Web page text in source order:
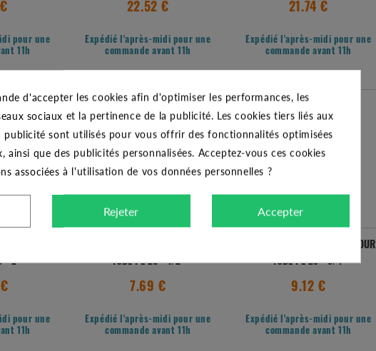
pour une
11h
22.52 €
Expédié l'après-midi pour une
commande avant 11h
21.74 €
Expédié l'après-midi pour une
commande avant 11h
- 2"
pour une
11h
TUBE PE 20 - 1/2"
7.69 €
Expédié l'après-midi pour une
commande avant 11h
RACCORD LAITON FEMELLE POUR
TUBE PE 25 - 3/4"
9.12 €
Expédié l'après-midi pour une
commande avant 11h
d'accepter les cookies afin d'optimiser les performances, les
sociaux et la pertinence de la publicité. Les cookies tiers liés aux
publicité sont utilisés pour vous offrir des fonctionnalités optimisées
ainsi que des publicités personnalisées. Acceptez-vous ces cookies
associées à l'utilisation de vos données personnelles ?
Rejeter Accepter